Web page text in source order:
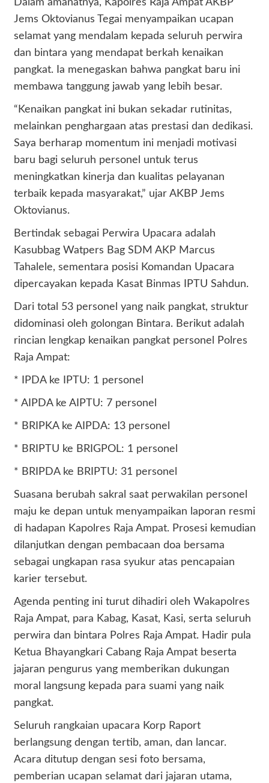
Dalam amanatnya, Kapolres Raja Ampat AKBP
Jems Oktovianus Tegai menyampaikan ucapan
selamat yang mendalam kepada seluruh perwira
dan bintara yang mendapat berkah kenaikan
pangkat. Ia menegaskan bahwa pangkat baru ini
membawa tanggung jawab yang lebih besar.
“Kenaikan pangkat ini bukan sekadar rutinitas,
melainkan penghargaan atas prestasi dan dedikasi.
Saya berharap momentum ini menjadi motivasi
baru bagi seluruh personel untuk terus
meningkatkan kinerja dan kualitas pelayanan
terbaik kepada masyarakat,” ujar AKBP Jems
Oktovianus.
Bertindak sebagai Perwira Upacara adalah
Kasubbag Watpers Bag SDM AKP Marcus
Tahalele, sementara posisi Komandan Upacara
dipercayakan kepada Kasat Binmas IPTU Sahdun.
Dari total 53 personel yang naik pangkat, struktur
didominasi oleh golongan Bintara. Berikut adalah
rincian lengkap kenaikan pangkat personel Polres
Raja Ampat:
* IPDA ke IPTU: 1 personel
* AIPDA ke AIPTU: 7 personel
* BRIPKA ke AIPDA: 13 personel
* BRIPTU ke BRIGPOL: 1 personel
* BRIPDA ke BRIPTU: 31 personel
Suasana berubah sakral saat perwakilan personel
maju ke depan untuk menyampaikan laporan resmi
di hadapan Kapolres Raja Ampat. Prosesi kemudian
dilanjutkan dengan pembacaan doa bersama
sebagai ungkapan rasa syukur atas pencapaian
karier tersebut.
Agenda penting ini turut dihadiri oleh Wakapolres
Raja Ampat, para Kabag, Kasat, Kasi, serta seluruh
perwira dan bintara Polres Raja Ampat. Hadir pula
Ketua Bhayangkari Cabang Raja Ampat beserta
jajaran pengurus yang memberikan dukungan
moral langsung kepada para suami yang naik
pangkat.
Seluruh rangkaian upacara Korp Raport
berlangsung dengan tertib, aman, dan lancar.
Acara ditutup dengan sesi foto bersama,
pemberian ucapan selamat dari jajaran utama,